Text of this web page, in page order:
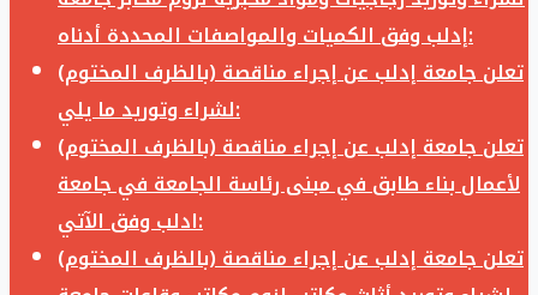
إدلب وفق الكميات والمواصفات المحددة أدناه:
تعلن جامعة إدلب عن إجراء مناقصة (بالظرف المختوم)
لشراء وتوريد ما يلي:
تعلن جامعة إدلب عن إجراء مناقصة (بالظرف المختوم)
لأعمال بناء طابق في مبنى رئاسة الجامعة في جامعة
ادلب وفق الآتي:
تعلن جامعة إدلب عن إجراء مناقصة (بالظرف المختوم)